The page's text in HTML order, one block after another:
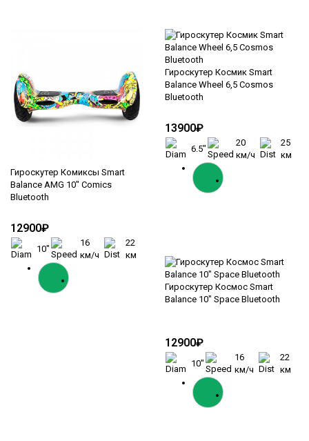
Гироскутер Комиксы Smart
Balance AMG 10" Comics
Bluetooth
12900₽
10"
16
км/ч
22
км
Гироскутер Космик Smart
Balance Wheel 6,5 Cosmos
Bluetooth
13900₽
6.5"
20
км/ч
25
км
Гироскутер Космос Smart
Balance 10" Space Bluetooth
12900₽
10"
16
км/ч
22
км